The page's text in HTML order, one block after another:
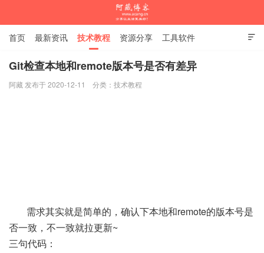

首页 最新资讯 技术教程 资源分享 工具软件
杂谈随笔
Git检查本地和remote版本号是否有差异
阿藏 发布于 2020-12-11 分类： 技术教程
需求其实就是简单的，确认下本地和remote的版本号是
否一致，不一致就拉更新~
三句代码：